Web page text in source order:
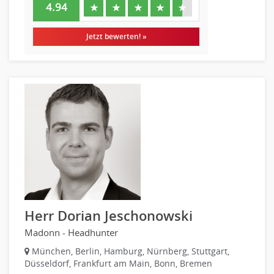
Kindergarten, KiTa, Vorschule
Bildung & Soziales Leitung, Teamleitung
Sozialarbeit
Unterricht: Sekundarstufe
Architektur
Fotografie, Video
Grafik- und Kommunikationsdesign
Medien-, Screen-, Webdesign
Modedesign, Schmuckdesign
Produktdesign, Industriedesign
Theater, Schauspiel, Musik, Tanz
Einkauf
4.94 ★ ★ ★ ★ ★
Jetzt bewerten! »
Herr Dorian Jeschonowski
Madonn - Headhunter
München, Berlin, Hamburg, Nürnberg, Stuttgart,
Düsseldorf, Frankfurt am Main, Bonn, Bremen